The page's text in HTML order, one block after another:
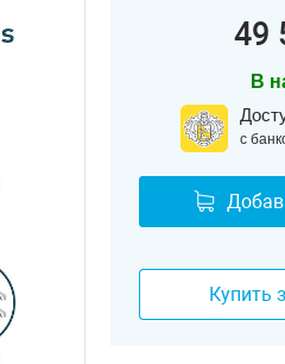
49
В
с
Купить